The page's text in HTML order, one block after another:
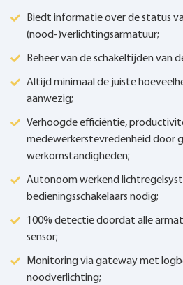
Biedt informatie over de status
(nood-)verlichtingsarmatuur;
Beheer van de schakeltijden van
Altijd minimaal de juiste
aanwezig;
Verhoogde efficiëntie,
medewerkerstevredenheid door
werkomstandigheden;
Autonoom werkend
bedieningsschakelaars nodig;
100% detectie doordat alle
sensor;
Monitoring via gateway met
noodverlichting;